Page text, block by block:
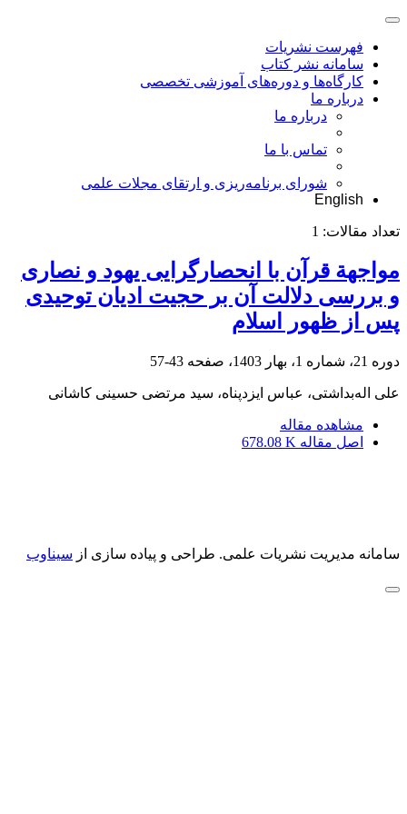
فهرست نشریات
سامانه نشر کتاب
کارگاه‌ها و دوره‌های آموزشی تخصصی
درباره ما
درباره ما
تماس با ما
شورای برنامه‌ریزی و ارتقای مجلات علمی
English
تعداد مقالات: 1
مواجهة قرآن با انحصارگرایی یهود و نصاری
و بررسی دلالت آن بر حجیت ادیان توحیدی
پس از ظهور اسلام
دوره 21، شماره 1، بهار 1403، صفحه 43-57
علی اله‌بداشتی، عباس ایزدپناه، سید مرتضی حسینی کاشانی
مشاهده مقاله
اصل مقاله 678.08 K
سامانه مدیریت نشریات علمی. طراحی و پیاده سازی از سیناوب